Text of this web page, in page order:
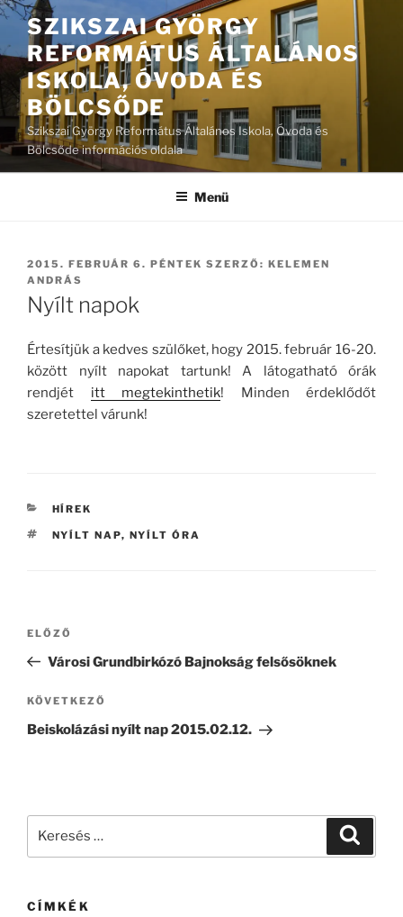
Tartalomhoz
SZIKSZAI GYÖRGY
REFORMÁTUS ÁLTALÁNOS
ISKOLA, ÓVODA ÉS
BÖLCSŐDE
Szikszai György Református Általános Iskola, Óvoda és
Bölcsőde információs oldala
Menü
BEKÜLDVE:
2015. FEBRUÁR 6. PÉNTEK SZERZŐ: KELEMEN
ANDRÁS
Nyílt napok
Értesítjük a kedves szülőket, hogy 2015. február 16-20.
között nyílt napokat tartunk! A látogatható órák
rendjét itt megtekinthetik! Minden érdeklődőt
szeretettel várunk!
KATEGÓRIÁK
HÍREK
CÍMKÉK
NYÍLT NAP, NYÍLT ÓRA
Bejegyzés
Korábbi
bejegyzés
ELŐZŐ
Városi Grundbirkózó Bajnokság felsősöknek
Következő
bejegyzés
KÖVETKEZŐ
Beiskolázási nyílt nap 2015.02.12.
CÍMKÉK